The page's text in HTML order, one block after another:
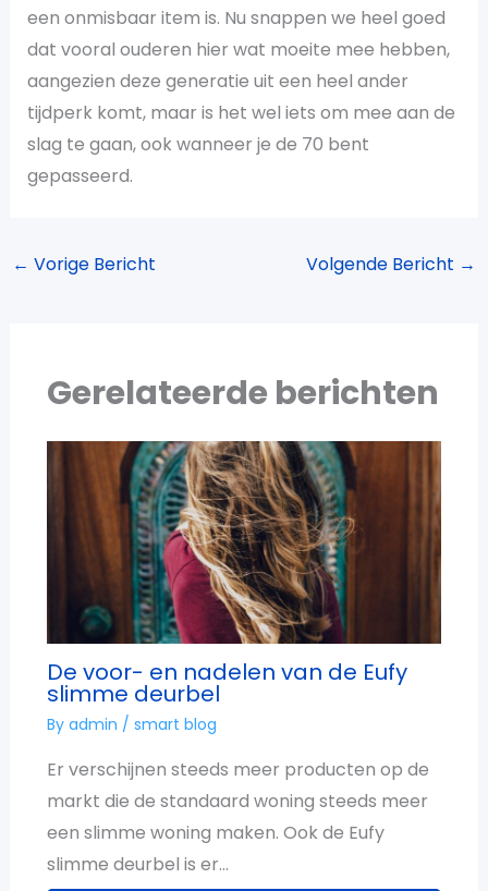
een onmisbaar item is. Nu snappen we heel goed
dat vooral ouderen hier wat moeite mee hebben,
aangezien deze generatie uit een heel ander
tijdperk komt, maar is het wel iets om mee aan de
slag te gaan, ook wanneer je de 70 bent
gepasseerd.
← Vorige Bericht Volgende Bericht →
Gerelateerde berichten
De voor- en nadelen van de Eufy
slimme deurbel
By admin / smart blog
Er verschijnen steeds meer producten op de
markt die de standaard woning steeds meer
een slimme woning maken. Ook de Eufy
slimme deurbel is er…